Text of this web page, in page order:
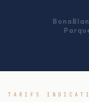
Bona
TARIFS